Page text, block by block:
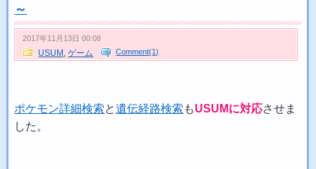
～
2017年11月13日 00:08
USUM ,ゲーム Comment(1)
ポケモン詳細検索と遺伝経路検索 もUSUMに対応させま
した。